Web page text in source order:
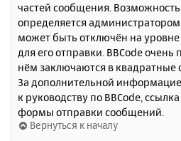
частей сообщения.
определяется
может быть отключён на
для его отправки. BBCode очень
нём заключаются в квадратные
За дополнительной
к руководству по BBCode,
формы отправки сообщений.
Вернуться к началу